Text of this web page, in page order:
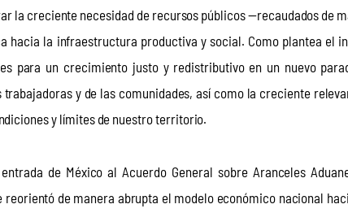
la creciente necesidad de recursos públicos —recaudados de
la infraestructura productiva y social. Como plantea el
para un crecimiento justo y redistributivo en un nuevo
y de las comunidades, así como la creciente
y límites de nuestro territorio.
de México al Acuerdo General sobre Aranceles
reorientó de manera abrupta el modelo económico nacional